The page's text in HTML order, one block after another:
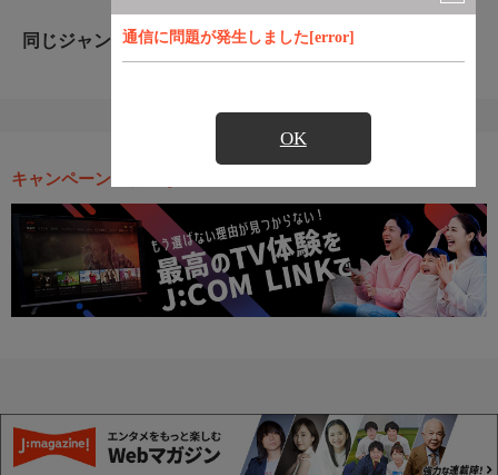
通信に問題が発生しました[error]
OK
同じジャンルのおすすめ番組
キャンペーン・お得な情報